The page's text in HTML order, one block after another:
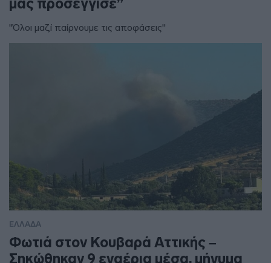
μας προσέγγισε”
"Όλοι μαζί παίρνουμε τις αποφάσεις"
ΕΛΛΑΔΑ
Φωτιά στον Κουβαρά Αττικής –
Σηκώθηκαν 9 εναέρια μέσα, μήνυμα